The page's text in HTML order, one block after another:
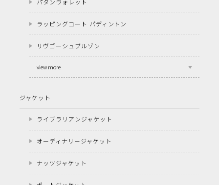
ラッピングコート パディントン
リヴゴーシュブルゾン
view more
ジャケット
ライブラリアンジャケット
オーディナリージャケット
ナッツジャケット